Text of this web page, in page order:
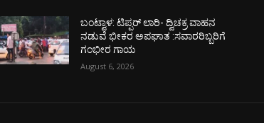
ಬಂಟ್ವಾಳ: ಟಿಪ್ಪರ್ ಲಾರಿ- ದ್ವಿಚಕ್ರ ವಾಹನ
ನಡುವೆ ಭೀಕರ ಅಪಘಾತ :ಸವಾರರಿಬ್ಬರಿಗೆ
ಗಂಭೀರ ಗಾಯ
August 6, 2026